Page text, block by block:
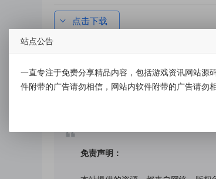
点击下载
标签： AT大气层1.9.0带20.0.1(过度包）
免责声明：
站点公告
一直专注于免费分享精品内容，包括游戏资讯网站
件附带的广告请勿相信，网站内软件附带的广告请勿